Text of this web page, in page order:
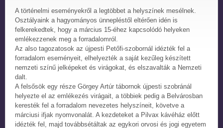
A történelmi eseményekről a legtöbbet a helyszínek mesélnek.
Osztályaink a hagyományos ünnepléstől eltérően idén is
felkerekedtek, hogy a március 15-éhez kapcsolódó helyeken
emlékezzenek meg a forradalomról.
Az also tagozatosok az újpesti Petőfi-szobornál idézték fel a
forradalom eseményeit, elhelyezték a saját kezűleg készített
nemzeti színű jelképeket és virágokat, és elszavalták a Nemzeti
dalt.
A felsősök egy része Görgey Artúr tábornok újpesti szobránál
helyezte el az emlékezés virágait, a többiek pedig a Belvárosban
keresték fel a forradalom nevezetes helyszíneit, követve a
márciusi ifjak nyomvonalát. A kezdeteket a Pilvax kávéház előtt
idézték fel, majd továbbsétáltak az egykori orvosi és jogi egyetem